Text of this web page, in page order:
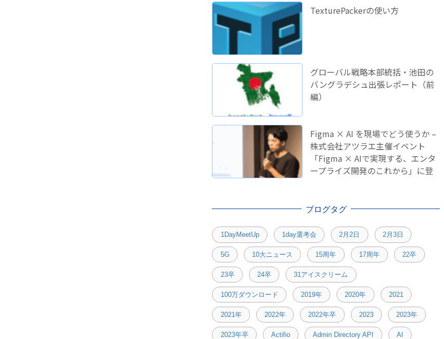
TexturePackerの使い方
グローバル戦略本部統括・池田の
バングラデシュ出張レポート（前
編）
Figma × AI を現場でどう使うか –
株式会社アツラエ主催イベント
「Figma × AIで実現する、エンタ
ープライズ開発のこれから」に登
ブログタグ
1DayMeetUp 1day選考会 2月2日 2月3日
5G 10大ニュース 15周年 17周年 22卒
23卒 24卒 31アイスクリーム
100万ダウンロード 2019年 2020年 2021
2021年 2022年 2022年卒 2023 2023年
2023年卒 Actifio Admin Directory API AI